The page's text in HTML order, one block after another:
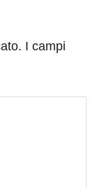
I campi